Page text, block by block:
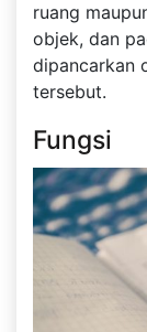
ruang
objek, dan
dipancarkan
tersebut.
Fungsi